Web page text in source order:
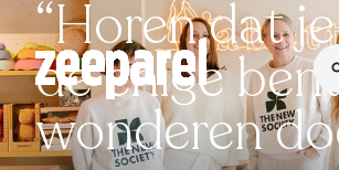
“Horen dat
de enige
wonderen